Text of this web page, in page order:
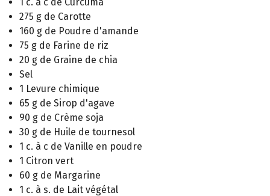
275 g de Carotte
160 g de Poudre d'amande
75 g de Farine de riz
20 g de Graine de chia
Sel
1 Levure chimique
65 g de Sirop d'agave
90 g de Crème soja
30 g de Huile de tournesol
1 c. à c de Vanille en poudre
1 Citron vert
60 g de Margarine
1 c. à s. de Lait végétal